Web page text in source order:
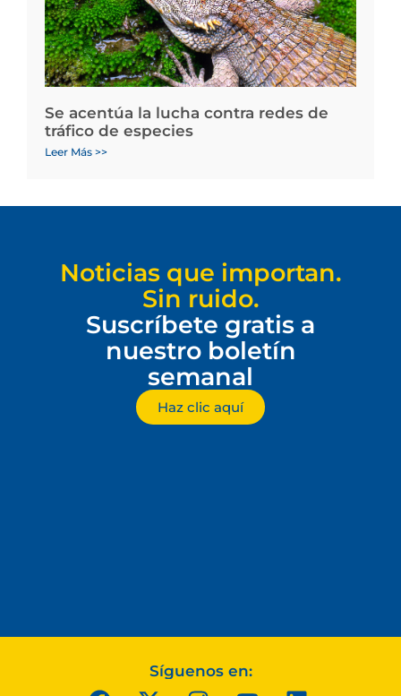
Se acentúa la lucha contra redes de
tráfico de especies
Leer Más >>
Noticias que importan.
Sin ruido.
Suscríbete gratis a
nuestro boletín
semanal
Haz clic aquí
Síguenos en: